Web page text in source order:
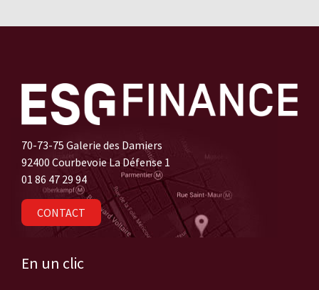
70-73-75 Galerie des Damiers
92400 Courbevoie La Défense 1
01 86 47 29 94
CONTACT
En un clic